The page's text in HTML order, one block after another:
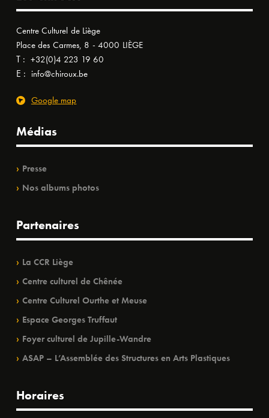
Centre Culturel de Liège
Place des Carmes, 8 - 4000 LIÈGE
T : +32(0)4 223 19 60
E : info@chiroux.be
Google map
Médias
Presse
Nos albums photos
Partenaires
La CCR Liège
Centre culturel de Chênée
Centre Culturel Ourthe et Meuse
Espace Georges Truffaut
Foyer culturel de Jupille-Wandre
ASAP – L’Assemblée des Structures en Arts Plastiques
Horaires